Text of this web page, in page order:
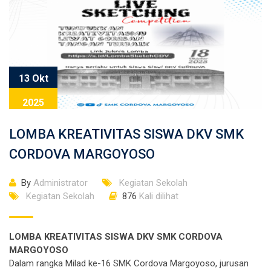
13 Okt
2025
LOMBA KREATIVITAS SISWA DKV SMK
CORDOVA MARGOYOSO
By Administrator
Kegiatan Sekolah
Kegiatan Sekolah
876 Kali dilihat
LOMBA KREATIVITAS SISWA DKV SMK CORDOVA
MARGOYOSO
Dalam rangka Milad ke-16 SMK Cordova Margoyoso, jurusan